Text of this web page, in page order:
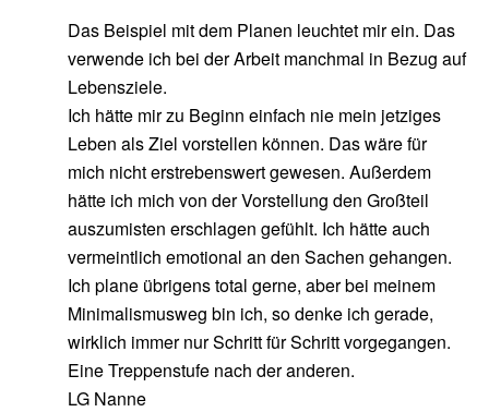
Das Beispiel mit dem Planen leuchtet mir ein. Das
verwende ich bei der Arbeit manchmal in Bezug auf
Lebensziele.
Ich hätte mir zu Beginn einfach nie mein jetziges
Leben als Ziel vorstellen können. Das wäre für
mich nicht erstrebenswert gewesen. Außerdem
hätte ich mich von der Vorstellung den Großteil
auszumisten erschlagen gefühlt. Ich hätte auch
vermeintlich emotional an den Sachen gehangen.
Ich plane übrigens total gerne, aber bei meinem
Minimalismusweg bin ich, so denke ich gerade,
wirklich immer nur Schritt für Schritt vorgegangen.
Eine Treppenstufe nach der anderen.
LG Nanne